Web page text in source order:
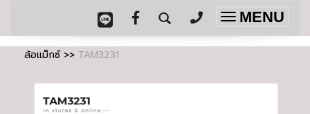
Toggle
navigation
MENU
ล้อแม็กซ์>> TAM3231